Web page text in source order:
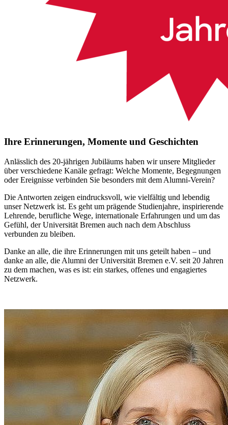
Ihre Erinnerungen, Momente und Geschichten
Anlässlich des 20-jährigen Jubiläums haben wir unsere Mitglieder
über verschiedene Kanäle gefragt: Welche Momente, Begegnungen
oder Ereignisse verbinden Sie besonders mit dem Alumni-Verein?
Die Antworten zeigen eindrucksvoll, wie vielfältig und lebendig
unser Netzwerk ist. Es geht um prägende Studienjahre, inspirierende
Lehrende, berufliche Wege, internationale Erfahrungen und um das
Gefühl, der Universität Bremen auch nach dem Abschluss
verbunden zu bleiben.
Danke an alle, die ihre Erinnerungen mit uns geteilt haben – und
danke an alle, die Alumni der Universität Bremen e.V. seit 20 Jahren
zu dem machen, was es ist: ein starkes, offenes und engagiertes
Netzwerk.